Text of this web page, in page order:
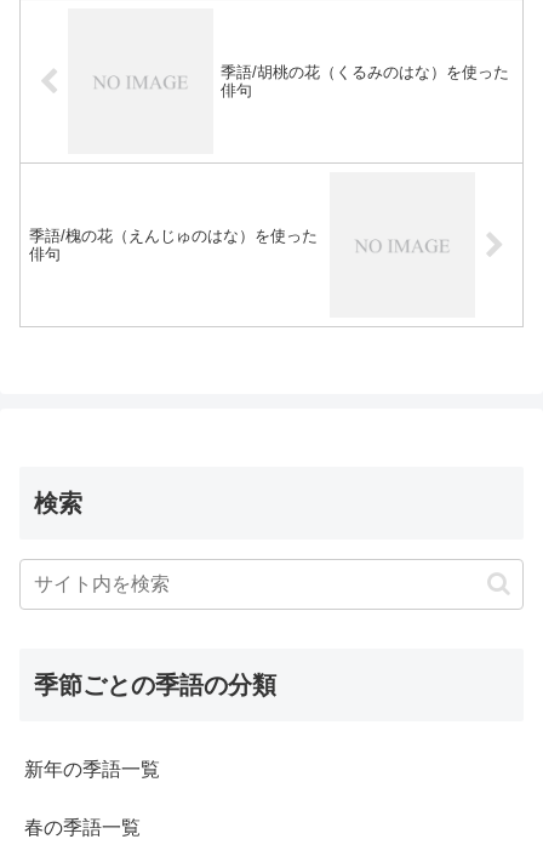
季語/胡桃の花（くるみのはな）を使った
俳句
季語/槐の花（えんじゅのはな）を使った
俳句
検索
季節ごとの季語の分類
新年の季語一覧
春の季語一覧